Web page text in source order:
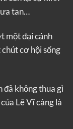
tan…
một đại cảnh
cơ hội sống
không thua gì
Lê Vĩ càng là